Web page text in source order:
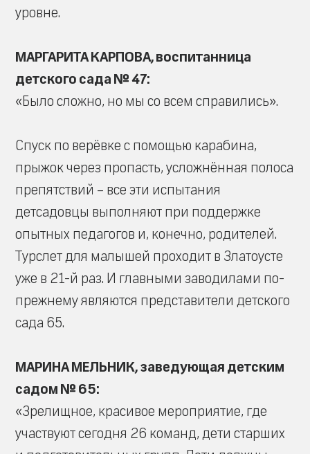
уровне.
МАРГАРИТА КАРПОВА, воспитанница
детского сада № 47:
«Было сложно, но мы со всем справились».
Спуск по верёвке с помощью карабина,
прыжок через пропасть, усложнённая полоса
препятствий – все эти испытания
детсадовцы выполняют при поддержке
опытных педагогов и, конечно, родителей.
Турслет для малышей проходит в Златоусте
уже в 21-й раз. И главными заводилами по-
прежнему являются представители детского
сада 65.
МАРИНА МЕЛЬНИК, заведующая детским
садом № 65:
«Зрелищное, красивое мероприятие, где
участвуют сегодня 26 команд, дети старших